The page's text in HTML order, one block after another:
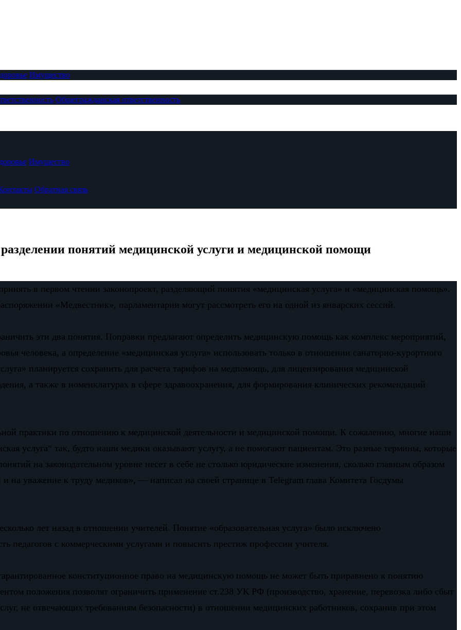
Имущество
Общегражданская ответственность
Имущество
Обратная связь
понятий медицинской услуги и медицинской помощи
в первом чтении законопроект, разделяющий понятия «медицинская услуга» и «медицинская помощь».
«Медвестник», парламентарии могут рассмотреть его на одной из январских сессий.
эти два понятия. Поправки предлагают определить медицинскую помощь как комплекс мероприятий,
человека, а определение «медицинская услуга» использовать только в отношении санаторно-курортного
планируется сохранить для расчета тарифов на медпомощь, для лицензирования медицинской
а также в номенклатурах в сфере здравоохранения, для формирования клинических рекомендаций
практики по отношению к медицинской деятельности и медицинской помощи. К сожалению, многие наши
услуга“ так, будто наши медики оказывают услугу, а не помогают пациентам. Это разные термины, которые
на законодательном уровне несет в себе не столько юридические изменения, сколько главным образом
на уважение к труду медиков», — написал на своей странице в Telegram глава Комитета Госдумы
лет назад в отношении учителей. Понятие «образовательная услуга» было исключено
педагогов с коммерческими услугами и повысить престиж профессии учителя.
конституционное право на медицинскую помощь не может быть приравнено к понятию
положения позволят ограничить применение ст.238 УК РФ (производство, хранение, перевозка либо сбыт
не отвечающих требованиям безопасности) в отношении медицинских работников, сохранив при этом